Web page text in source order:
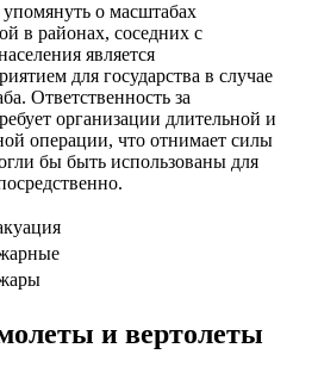
о масштабах
в районах, соседних с
является
для государства в случае
Ответственность за
организации длительной и
операции, что отнимает силы
бы быть использованы для
и вертолеты